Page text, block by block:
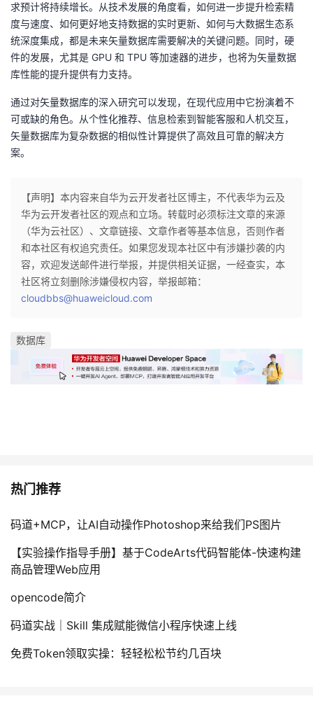
求预计将持续增长。从技术发展的角度看，如何进一步提升检索精
度与速度、如何更好地支持数据的实时更新、如何与大数据生态系
统深度集成，都是未来矢量数据库需要解决的关键问题。同时，硬
件的发展，尤其是 GPU 和 TPU 等加速器的进步，也将为矢量数据
库性能的提升提供有力支持。
通过对矢量数据库的深入研究可以发现，在现代应用中它扮演着不
可或缺的角色。从个性化推荐、信息检索到智能客服和人机交互，
矢量数据库为复杂数据的相似性计算提供了高效且可靠的解决方
案。
【声明】本内容来自华为云开发者社区博主，不代表华为云及
华为云开发者社区的观点和立场。转载时必须标注文章的来源
（华为云社区）、文章链接、文章作者等基本信息，否则作者
和本社区有权追究责任。如果您发现本社区中有涉嫌抄袭的内
容，欢迎发送邮件进行举报，并提供相关证据，一经查实，本
社区将立刻删除涉嫌侵权内容，举报邮箱：
cloudbbs@huaweicloud.com
数据库
热门推荐
码道+MCP，让AI自动操作Photoshop来给我们PS图片
【实验操作指导手册】基于CodeArts代码智能体-快速构建
商品管理Web应用
opencode简介
码道实战｜Skill 集成赋能微信小程序快速上线
免费Token领取实操：轻轻松松节约几百块